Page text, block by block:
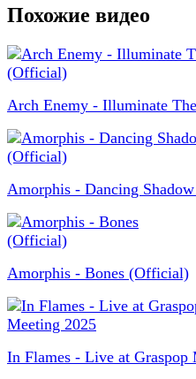
Похожие видео
Arch Enemy - Illuminate
Amorphis - Dancing
Amorphis - Bones (Official)
In Flames - Live at Graspop